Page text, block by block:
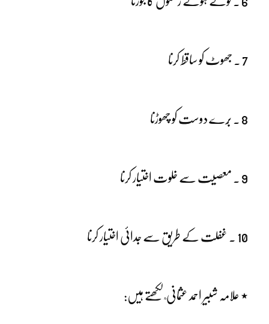
7 ۔ جھوٹ کو ساقط کرنا
8 ۔ بُرے دوست کو چھوڑنا
9 ۔ معصیت سے خلوت اختیار کرنا
10 ۔ غفلت کے طریق سے جدائی اختیار کرنا
٭ علامہ شبیر احمد عثمانی ؒ لکھتے ہیں: